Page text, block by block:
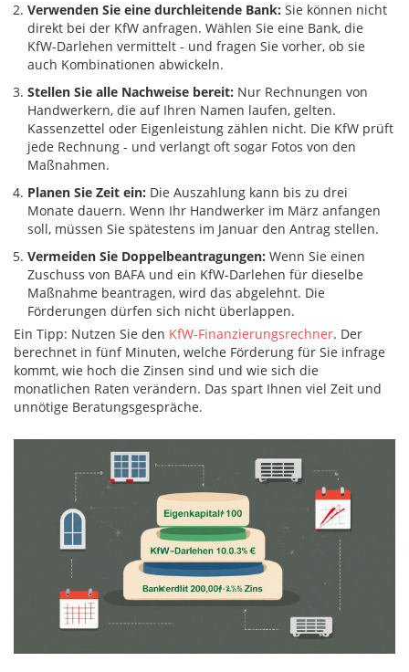
Verwenden Sie eine durchleitende Bank: Sie können nicht
direkt bei der KfW anfragen. Wählen Sie eine Bank, die
KfW-Darlehen vermittelt - und fragen Sie vorher, ob sie
auch Kombinationen abwickeln.
Stellen Sie alle Nachweise bereit: Nur Rechnungen von
Handwerkern, die auf Ihren Namen laufen, gelten.
Kassenzettel oder Eigenleistung zählen nicht. Die KfW prüft
jede Rechnung - und verlangt oft sogar Fotos von den
Maßnahmen.
Planen Sie Zeit ein: Die Auszahlung kann bis zu drei
Monate dauern. Wenn Ihr Handwerker im März anfangen
soll, müssen Sie spätestens im Januar den Antrag stellen.
Vermeiden Sie Doppelbeantragungen: Wenn Sie einen
Zuschuss von BAFA und ein KfW-Darlehen für dieselbe
Maßnahme beantragen, wird das abgelehnt. Die
Förderungen dürfen sich nicht überlappen.
Ein Tipp: Nutzen Sie den KfW-Finanzierungsrechner. Der
berechnet in fünf Minuten, welche Förderung für Sie infrage
kommt, wie hoch die Zinsen sind und wie sich die
monatlichen Raten verändern. Das spart Ihnen viel Zeit und
unnötige Beratungsgespräche.